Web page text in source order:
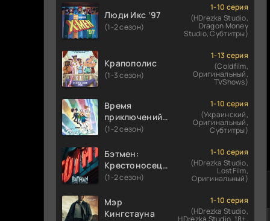
Люди Икс ’97
(1-2 сезон)
1-10 серия
(HDrezka Studio,
Dragon Money
Studio, Субтитры)
Крапополис
(1-3 сезон)
1-13 серия
(Coldfilm,
Оригинальный,
TVShows)
Время
приключений:
Фионна и Кейк
(1-2 сезон)
1-10 серия
(Украинский,
Оригинальный,
Субтитры)
Бэтмен:
Крестоносец в
плаще
(1-2 сезон)
1-10 серия
(HDrezka Studio,
LostFilm,
Оригинальный)
Мэр
Кингстауна
1-10 серия
(HDrezka Studio,